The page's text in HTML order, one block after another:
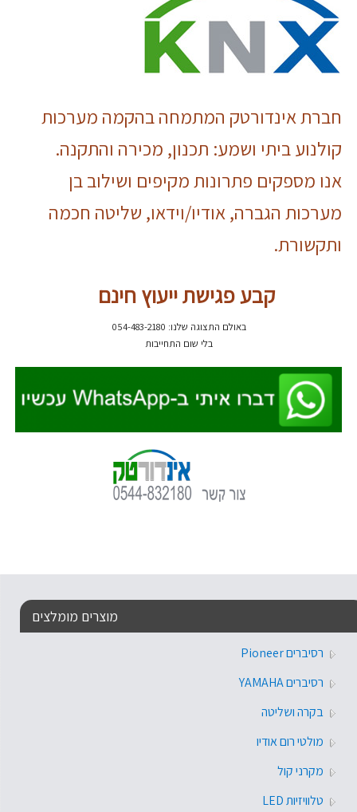
חברת אינדורטק המתמחה בהקמה מערכות
קולנוע ביתי ושמע: תכנון, מכירה והתקנה.
אנו מספקים פתרונות מקיפים ושילוב בן
מערכות הגברה, אודיו/וידאו, שליטה חכמה
ותקשורת.
קבע פגישת ייעוץ חינם
באולם התצוגה שלנו: 054-483-2180
בלי שום התחייבות
מוצרים מומלצים
רסיברים Pioneer
רסיברים YAMAHA
בקרה ושליטה
מולטי רום אודיו
מקרני קול
טלוויזיות LED